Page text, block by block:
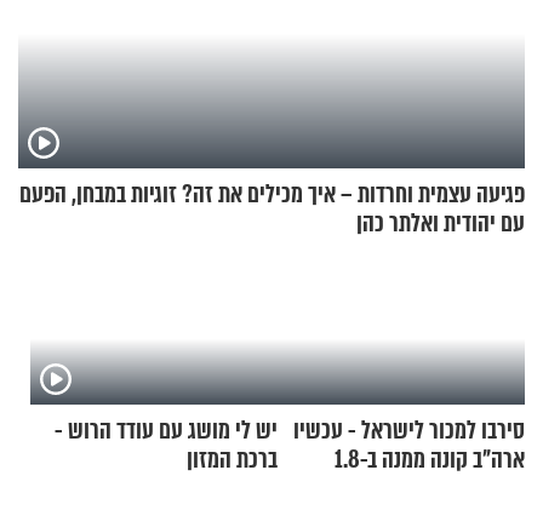
פגיעה עצמית וחרדות – איך מכילים את זה? זוגיות במבחן, הפעם
עם יהודית ואלתר כהן
סירבו למכור לישראל - עכשיו
ארה"ב קונה ממנה ב-1.8
יש לי מושג עם עודד הרוש -
ברכת המזון